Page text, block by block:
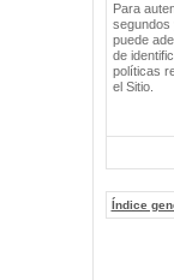
Para
segundos
puede
de
políticas
el Sitio.
Índice